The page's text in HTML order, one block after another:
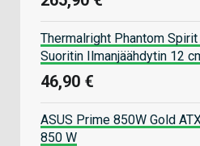
Thermalright Phantom Spirit
Suoritin Ilmanjäähdytin 12
46,90 €
ASUS Prime 850W Gold
850 W